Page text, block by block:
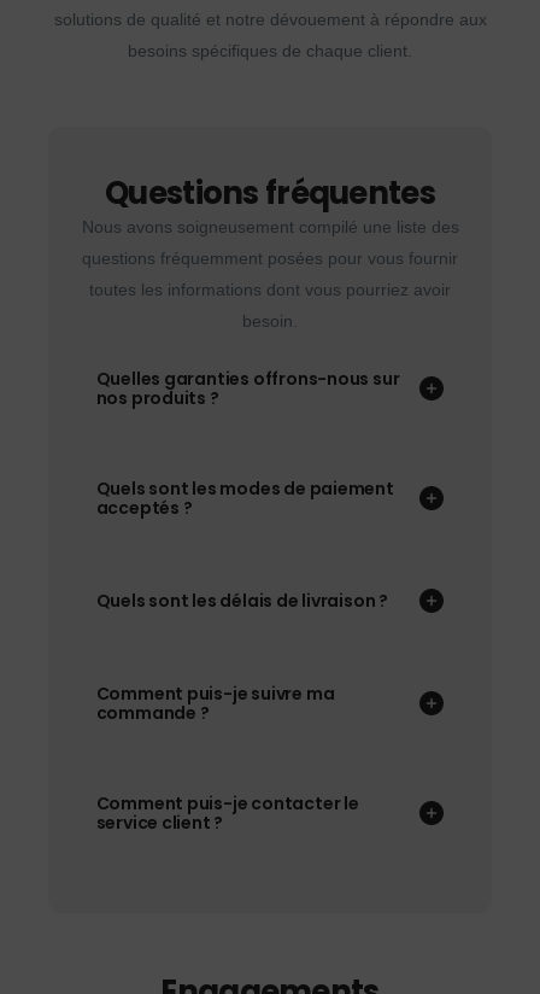
solutions de qualité et notre dévouement à répondre aux
besoins spécifiques de chaque client.
Questions fréquentes
Nous avons soigneusement compilé une liste des
questions fréquemment posées pour vous fournir
toutes les informations dont vous pourriez avoir
besoin.
Quelles garanties offrons-nous sur
nos produits ?
Quels sont les modes de paiement
acceptés ?
Quels sont les délais de livraison ?
Comment puis-je suivre ma
commande ?
Comment puis-je contacter le
service client ?